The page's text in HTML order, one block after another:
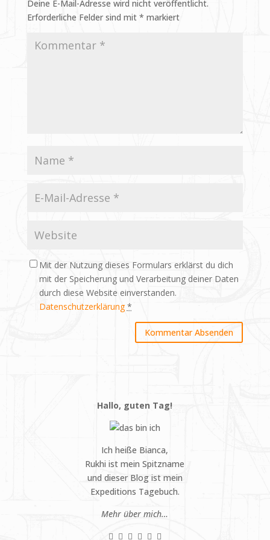
Deine E-Mail-Adresse wird nicht veröffentlicht.
Erforderliche Felder sind mit * markiert
Mit der Nutzung dieses Formulars erklärst du dich
mit der Speicherung und Verarbeitung deiner Daten
durch diese Website einverstanden.
Datenschutzerklärung *
Hallo, guten Tag!
Ich heiße Bianca,
Rukhi ist mein Spitzname
und dieser Blog ist mein
Expeditions Tagebuch.
Mehr über mich…